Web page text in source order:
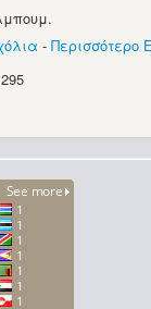
- Περισσότερο